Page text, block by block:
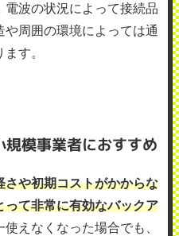
波の状況によって接続品
周囲の環境によっては通
す。
模事業者におすすめ
さや初期コストがかからな
て非常に有効なバックア
えなくなった場合でも、